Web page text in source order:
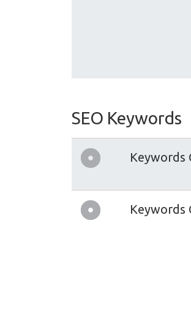
SEO Keywords
Keywords
Keywords